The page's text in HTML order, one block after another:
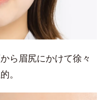
ら眉尻にかけて徐々
。